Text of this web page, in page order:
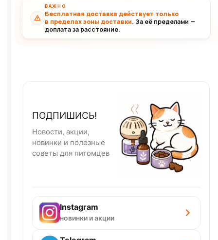
ВАЖНО
Бесплатная доставка действует только
в пределах зоны доставки. За её пределами —
доплата за расстояние.
ПОДПИШИСЬ!
Новости, акции,
новинки и полезные
советы для питомцев
Instagram
новинки и акции